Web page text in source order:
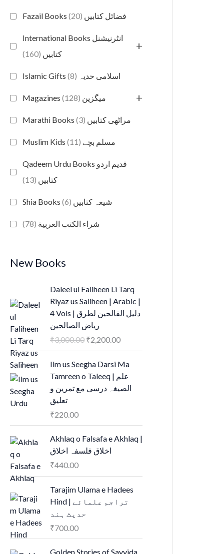
Fazail Books فضائل کتابیں (20)
International Books انٹرنیشنل
کتابیں (160)
+
Islamic Gifts اسلامی حدیہ (8)
Magazines میگزین (128) +
Marathi Books مراٹھی کتابیں (3)
Muslim Kids مسلم بچے (11)
Qadeem Urdu Books قدیم اردو
کتابیں (13)
Shia Books شیعہ کتابیں (6)
شراء الكتب العربية (78)
New Books
Daleel ul Faliheen Li Tarq
Riyaz us Saliheen | Arabic |
4 Vols | دلیل الفالحین لطرق
ریاض الصالحین
₹3,000.00
g
i
n
l
p
r
e
w
a
:
₹
₹2,200.00
r
n
p
r
i
i
s
2
,
Ilm us Seegha Darsi Ma
Tamreen o Taleeq | علم
الصیغہ درسی مع تمرین و
تعلیق
₹220.00
Akhlaq o Falsafa e Akhlaq |
اخلاق فلسفہ اخلاق
₹440.00
Tarajim Ulama e Hadees
Hind | تراجم علمائے
حديث ہند
₹700.00
Golden Stories of Sayyida